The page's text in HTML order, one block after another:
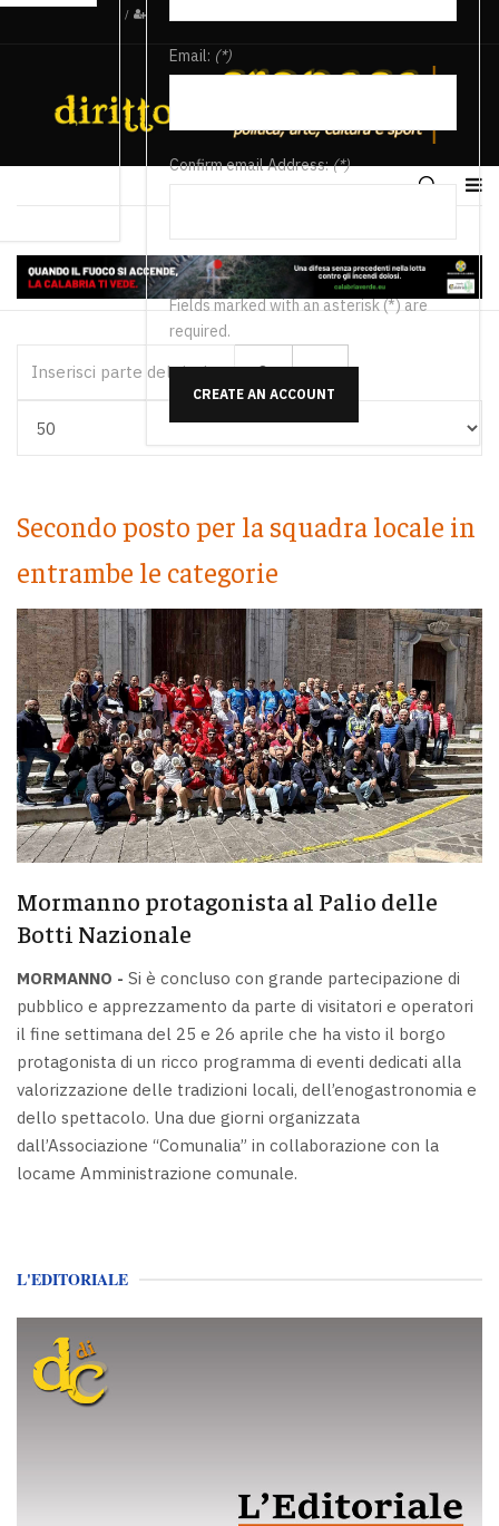
/
Email: (*)
Confirm email Address:(*)
Fields marked with an asterisk (*) are
required.
CREATE AN ACCOUNT
Secondo posto per la squadra locale in
entrambe le categorie
Mormanno protagonista al Palio delle
Botti Nazionale
MORMANNO - Si è concluso con grande partecipazione di
pubblico e apprezzamento da parte di visitatori e operatori
il fine settimana del 25 e 26 aprile che ha visto il borgo
protagonista di un ricco programma di eventi dedicati alla
valorizzazione delle tradizioni locali, dell’enogastronomia e
dello spettacolo. Una due giorni organizzata
dall’Associazione “Comunalia” in collaborazione con la
locame Amministrazione comunale.
L'EDITORIALE